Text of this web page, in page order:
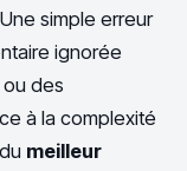
simple erreur
ignorée
des
à la complexité
meilleur